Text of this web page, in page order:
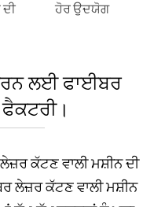
ਹੋਰ ਉਦਯੋਗ
ਲਈ ਫਾਈਬਰ
ਕੱਟਣ ਵਾਲੀ ਮਸ਼ੀਨ ਦੀ
ਲੇਜ਼ਰ ਕੱਟਣ ਵਾਲੀ ਮਸ਼ੀਨ